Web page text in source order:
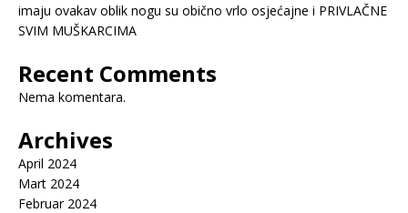
imaju ovakav oblik nogu su obično vrlo osjećajne i PRIVLAČNE
SVIM MUŠKARCIMA
Recent Comments
Nema komentara.
Archives
April 2024
Mart 2024
Februar 2024